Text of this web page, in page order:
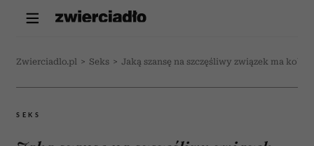
Zwierciadlo.pl > Seks > Jaką szansę na szczęśliwy związek ma
SEKS